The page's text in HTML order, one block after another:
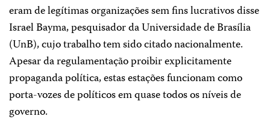
eram de legítimas organizações sem fins lucrativos disse
Israel Bayma, pesquisador da Universidade de Brasília
(UnB), cujo trabalho tem sido citado nacionalmente.
Apesar da regulamentação proibir explicitamente
propaganda política, estas estações funcionam como
porta-vozes de políticos em quase todos os níveis de
governo.